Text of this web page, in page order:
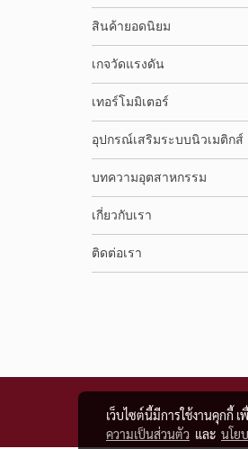
สินค้ายอดนิยม
เกจวัดแรงดัน
เทอร์โมมิเตอร์
อุปกรณ์เสริมระบบนิวเมติกส์
บทความอุตสาหกรรม
เกี่ยวกับเรา
ติดต่อเรา
เว็บไซต์นี้มีการใช้งานคุกกี้
ความเป็นส่วนตัว และ นโย